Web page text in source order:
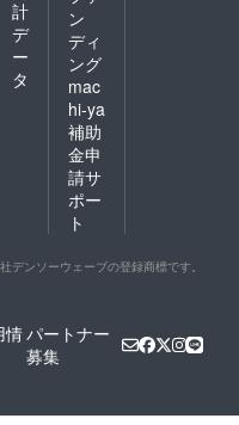
計
デ
ー
タ
ン
ディ
ング
mac
hi-ya
補助
金申
請サ
ポー
ト
デンソーウェーブの登録商標です。
情パートナー
募集